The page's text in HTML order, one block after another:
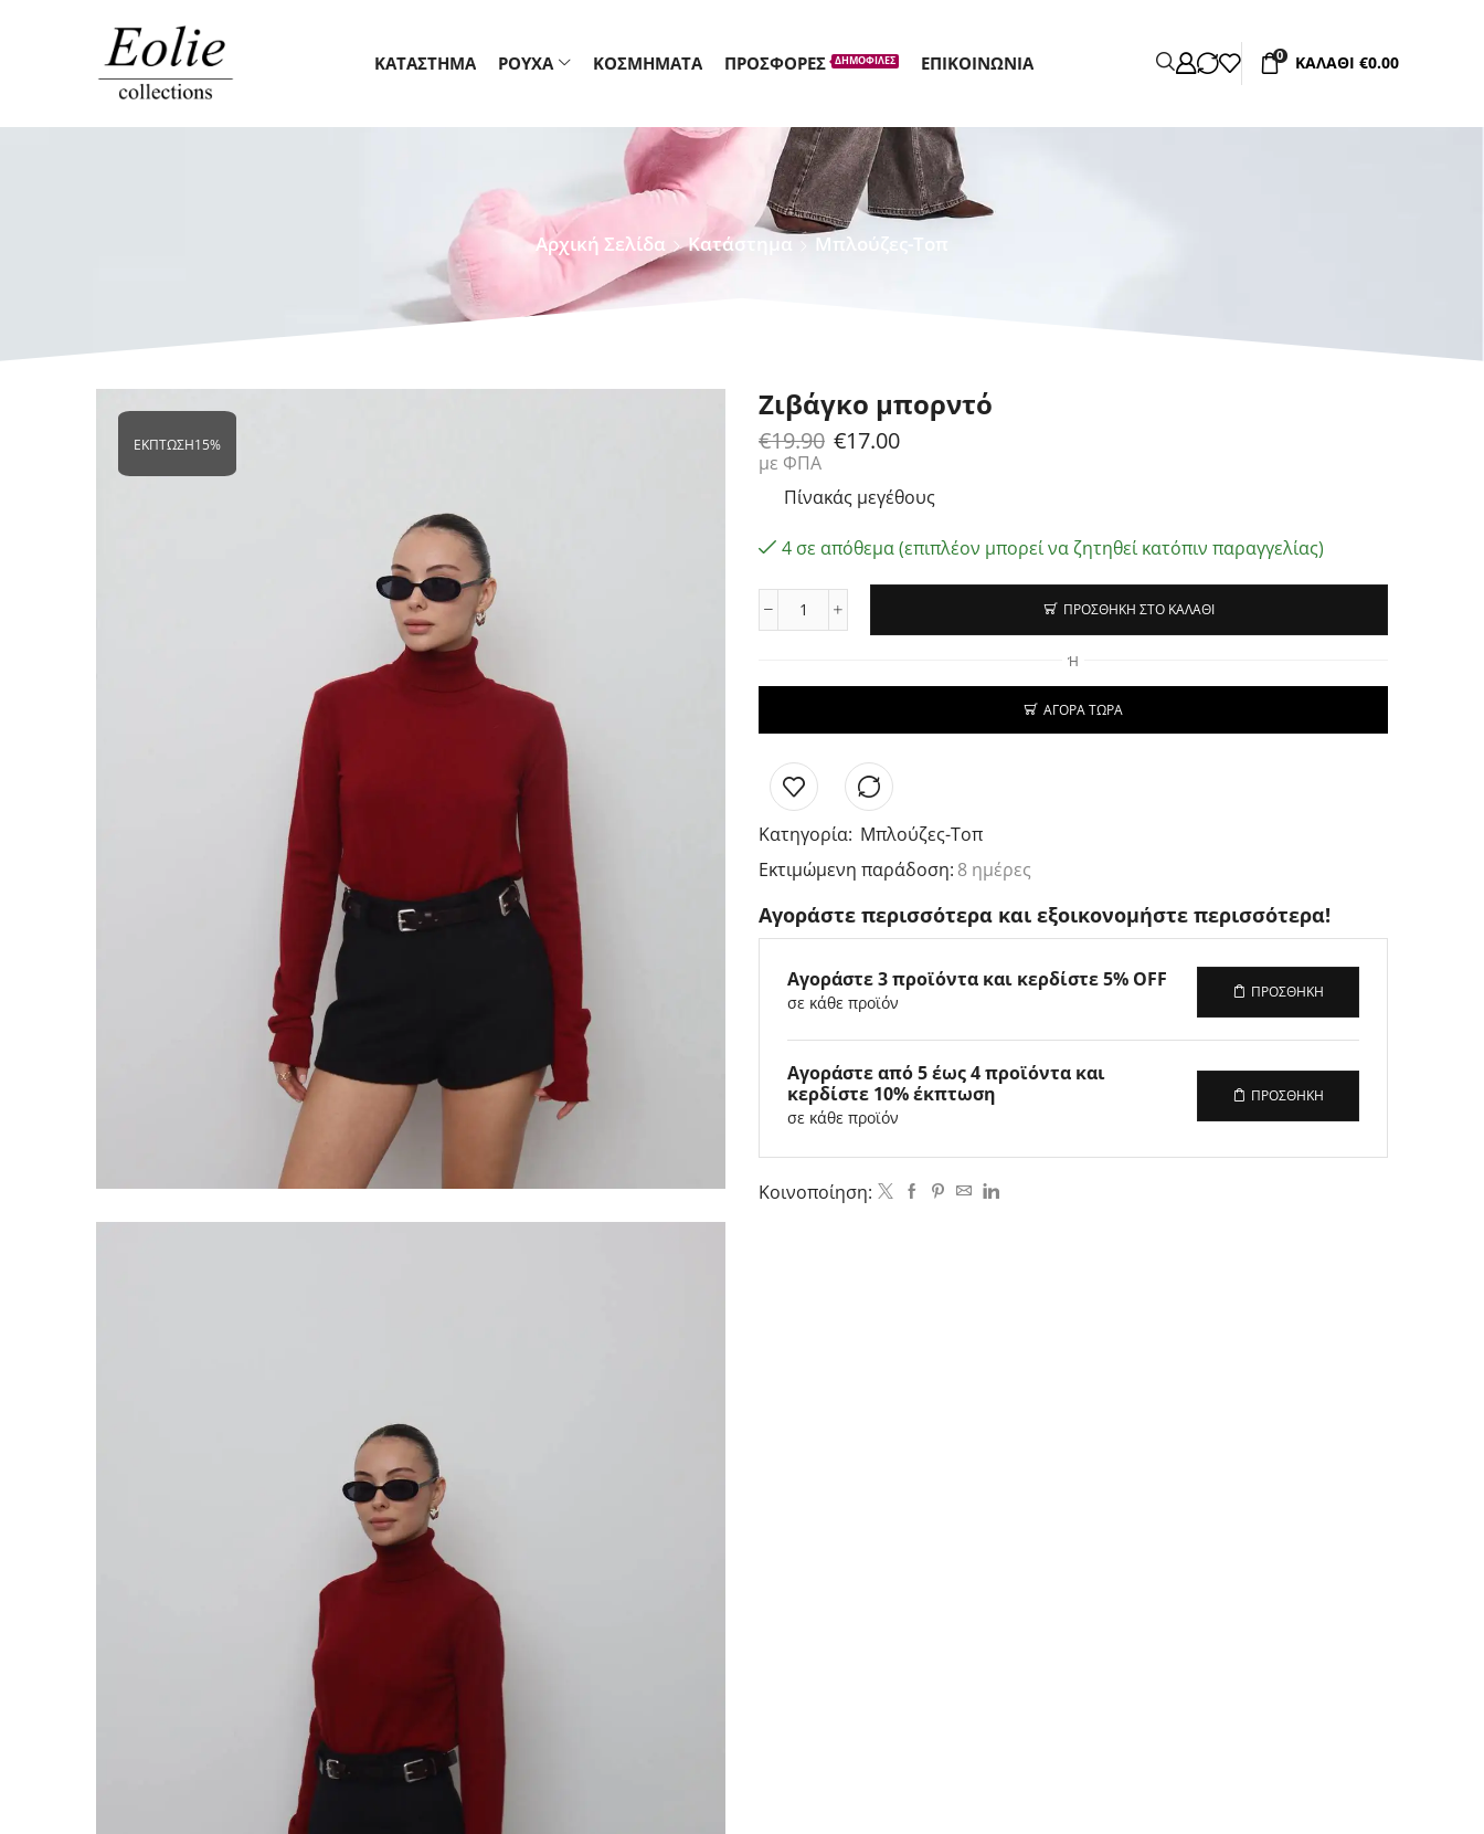
ΚΑΤΆΣΤΗΜΑ ΡΟΎΧΑ ΚΟΣΜΉΜΑΤΑ ΠΡΟΣΦΟΡΈΣ ΔΗΜΟΦΙΛΈΣ ΕΠΙΚΟΙΝΩΝΊΑ 0 ΚΑΛΆΘΙ €0.00
Αρχική Σελίδα Κατάστημα Μπλούζες-Τοπ
ΈΚΠΤΩΣΗ15%
Ζιβάγκο μπορντό
€19.90 €17.00
με ΦΠΑ
Πίνακάς μεγέθους
4 σε απόθεμα (επιπλέον μπορεί να ζητηθεί κατόπιν παραγγελίας)
ΠΡΟΣΘΉΚΗ ΣΤΟ ΚΑΛΆΘΙ
Ή
ΑΓΟΡΆ ΤΏΡΑ
Κατηγορία: Μπλούζες-Τοπ
Εκτιμώμενη παράδοση: 8 ημέρες
Αγοράστε περισσότερα και εξοικονομήστε περισσότερα!
Αγοράστε 3 προϊόντα και κερδίστε 5% OFF
σε κάθε προϊόν
ΠΡΟΣΘΉΚΗ
Αγοράστε από 5 έως 4 προϊόντα και
κερδίστε 10% έκπτωση
σε κάθε προϊόν
ΠΡΟΣΘΉΚΗ
Κοινοποίηση: